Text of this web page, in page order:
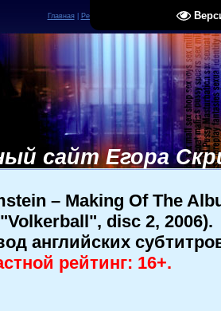
Главная| Регистрация
сайт Егора
– Making Of The
disc 2, 2006).
английских
рейтинг: 16+.